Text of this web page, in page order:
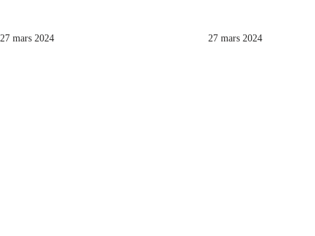
27 mars 2024 27 mars 2024